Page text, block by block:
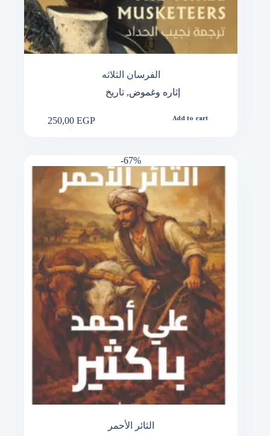
الفرسان الثلاثه
إثاره وغموض, تاريخ
250,00EGP Add to cart
-67%
الثائر الأحمر